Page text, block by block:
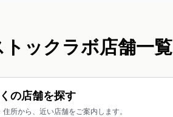
トックラボ店舗一覧
の店舗を探す
所から、近い店舗をご案内します。